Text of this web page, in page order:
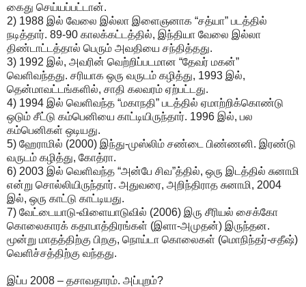
கைது செய்யப்பட்டான்.
2) 1988 இல் வேலை இல்லா இளைஞனாக “சத்யா” படத்தில்
நடித்தார். 89-90 காலக்கட்டத்தில், இந்தியா வேலை இல்லா
திண்டாட்டத்தால் பெரும் அவதியை சந்தித்தது.
3) 1992 இல், அவரின் வெற்றிப்படமான “தேவர் மகன்”
வெளிவந்தது. சரியாக ஒரு வருடம் கழித்து, 1993 இல்,
தென்மாவட்டங்களில், சாதி கலவரம் ஏற்பட்டது.
4) 1994 இல் வெளிவந்த “மகாநதி” படத்தில் ஏமாற்றிக்கொண்டு
ஒடும் சீட்டு கம்பெனியை காட்டியிருந்தார். 1996 இல், பல
கம்பெனிகள் ஒடியது.
5) ஹேராமில் (2000) இந்து-முஸ்லிம் சண்டை பிண்ணனி. இரண்டு
வருடம் கழித்து, கோத்ரா.
6) 2003 இல் வெளிவந்த “அன்பே சிவ”த்தில், ஒரு இடத்தில் சுனாமி
என்று சொல்லியிருந்தார். அதுவரை, அறிந்திராத சுனாமி, 2004
இல், ஒரு காட்டு காட்டியது.
7) வேட்டையாடு-விளையாடுவில் (2006) இரு சீரியல் சைக்கோ
கொலைகாரக் கதாபாத்திரங்கள் (இளா-அமுதன்) இருந்தன.
மூன்று மாதத்திற்கு பிறகு, நொய்டா கொலைகள் (மொநிந்தர்-சதீஷ்)
வெளிச்சத்திற்கு வந்தது.
இப்ப 2008 – தசாவதாரம். அப்புறம்?